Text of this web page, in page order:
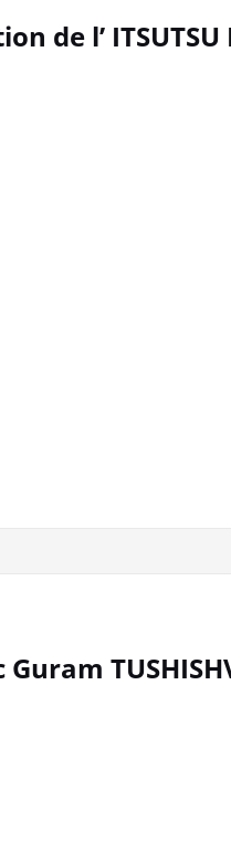
de l’ ITSUTSU
Guram